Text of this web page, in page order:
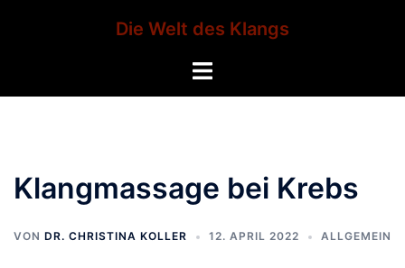
Die Welt des Klangs
Menü
Klangmassage bei Krebs
VON DR. CHRISTINA KOLLER 12. APRIL 2022 ALLGEMEIN